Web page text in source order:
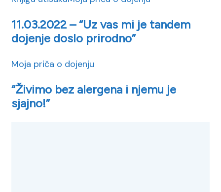
11.03.2022 – “Uz vas mi je tandem
dojenje doslo prirodno”
Moja priča o dojenju
“Živimo bez alergena i njemu je
sjajno!”